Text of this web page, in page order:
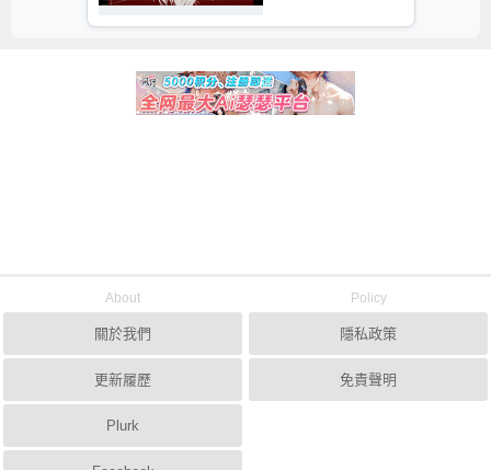
About
關於我們
更新履歷
Plurk
Policy
隱私政策
免責聲明